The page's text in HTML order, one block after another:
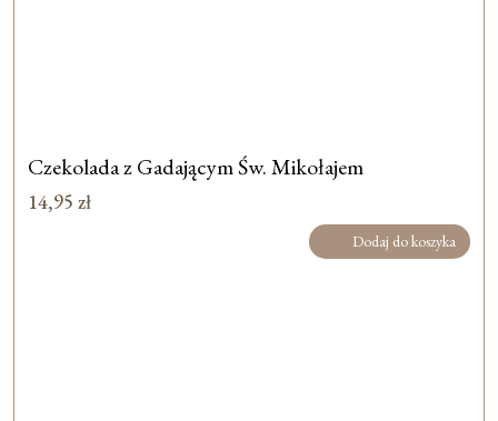
Czekolada z Gadającym Św. Mikołajem
14,95 zł
Dodaj do koszyka